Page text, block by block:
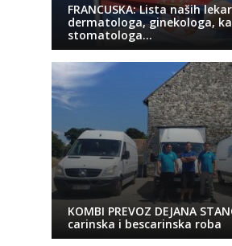
FRANCUSKA: Lista naših
dermatologa, ginekologa,
stomatologa…
KOMBI PREVOZ DEJANA
carinska i bescarinska roba